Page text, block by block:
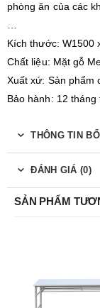
phòng ăn của các
…
Kích thước: W1500
Chất liệu: Mặt gỗ
Xuất xứ: Sản phẩm
Bảo hành: 12
THÔNG TIN
ĐÁNH GIÁ (0)
SẢN PHẨM